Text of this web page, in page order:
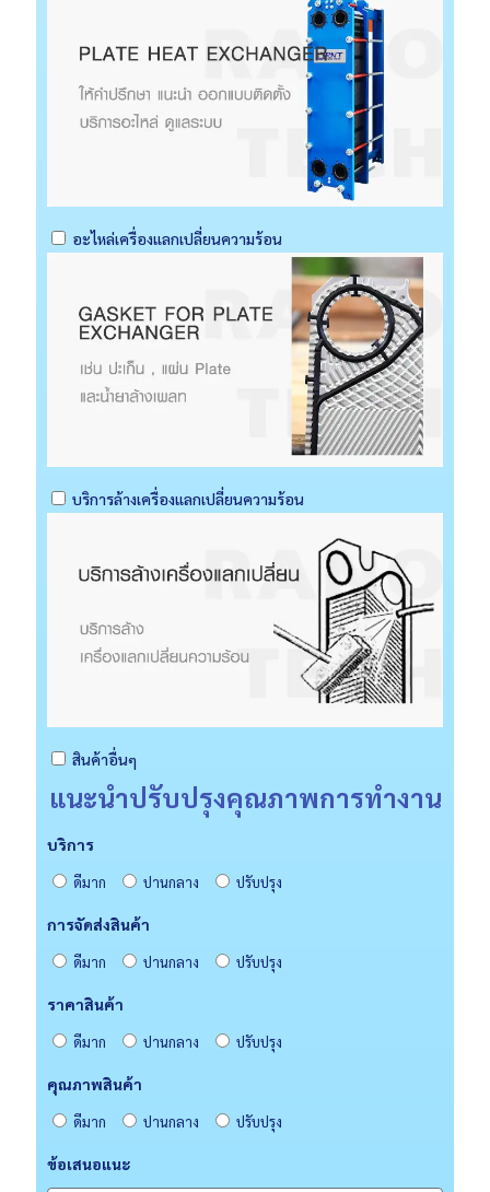
อะไหล่เครื่องแลกเปลี่ยนความร้อน
บริการล้างเครื่องแลกเปลี่ยนความร้อน
สินค้าอื่นๆ
แนะนำปรับปรุงคุณภาพการทำงาน
บริการ
ดีมาก ปานกลาง ปรับปรุง
การจัดส่งสินค้า
ดีมาก ปานกลาง ปรับปรุง
ราคาสินค้า
ดีมาก ปานกลาง ปรับปรุง
คุณภาพสินค้า
ดีมาก ปานกลาง ปรับปรุง
ข้อเสนอแนะ